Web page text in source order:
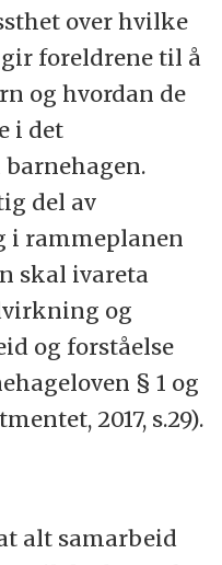
over hvilke
foreldrene til å
og hvordan de
i det
del av
i rammeplanen
skal ivareta
og
og forståelse
§ 1 og
2017, s.29).
alt samarbeid